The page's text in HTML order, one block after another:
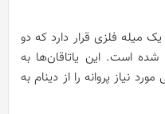
میله فلزی قرار دارد که دو
شده است. این یاتاقان‌ها به
نیاز پروانه را از دینام به